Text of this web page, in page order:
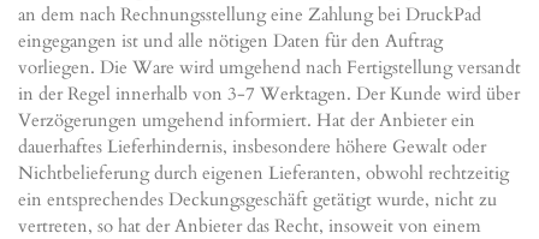
an dem nach Rechnungsstellung eine Zahlung bei DruckPad
eingegangen ist und alle nötigen Daten für den Auftrag
vorliegen. Die Ware wird umgehend nach Fertigstellung versandt
in der Regel innerhalb von 3-7 Werktagen. Der Kunde wird über
Verzögerungen umgehend informiert. Hat der Anbieter ein
dauerhaftes Lieferhindernis, insbesondere höhere Gewalt oder
Nichtbelieferung durch eigenen Lieferanten, obwohl rechtzeitig
ein entsprechendes Deckungsgeschäft getätigt wurde, nicht zu
vertreten, so hat der Anbieter das Recht, insoweit von einem